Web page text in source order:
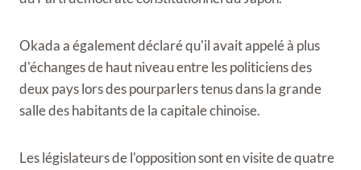
Okada a également déclaré qu'il avait appelé à plus
d'échanges de haut niveau entre les politiciens des
deux pays lors des pourparlers tenus dans la grande
salle des habitants de la capitale chinoise.
Les législateurs de l'opposition sont en visite de quatre